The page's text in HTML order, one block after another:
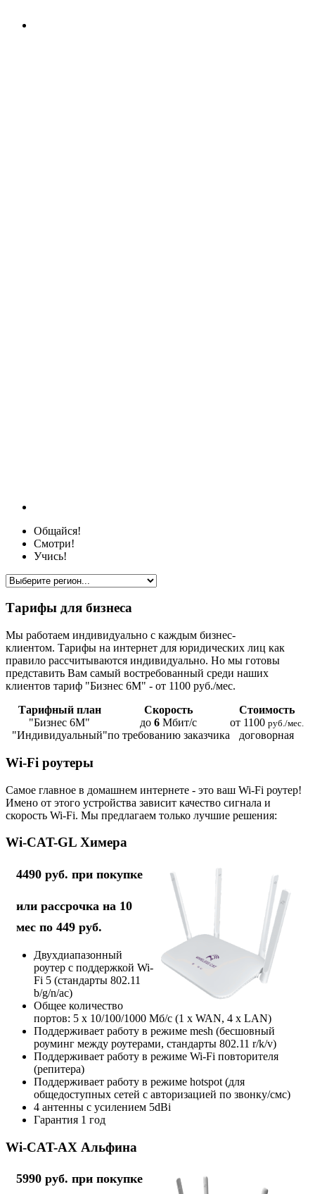
Общайся!
Смотри!
Учись!
Тарифы для бизнеса
Мы работаем индивидуально с каждым бизнес-
клиентом. Тарифы на интернет для юридических лиц как
правило рассчитываются индивидуально. Но мы готовы
представить Вам самый востребованный среди наших
клиентов тариф "Бизнес 6М" - от 1100 руб./мес.
Тарифный план
Скорость
Стоимость
"Бизнес 6М"
до 6 Мбит/с от 1100 руб./мес.
"Индивидуальный"по требованию заказчика договорная
Wi-Fi роутеры
Самое главное в домашнем интернете - это ваш Wi-Fi роутер!
Имено от этого устройства зависит качество сигнала и
скорость Wi-Fi. Мы предлагаем только лучшие решения:
Wi-CAT-GL Химера
4490 руб. при покупке
или рассрочка на 10
мес по 449 руб.
Двухдиапазонный
роутер с поддержкой Wi-
Fi 5 (стандарты 802.11
b/g/n/ac)
Общее количество
портов: 5 х 10/100/1000 Мб/с (1 x WAN, 4 x LAN)
Поддерживает работу в режиме mesh (бесшовный
роуминг между роутерами, стандарты 802.11 r/k/v)
Поддерживает работу в режиме Wi-Fi повторителя
(репитера)
Поддерживает работу в режиме hotspot (для
общедоступных сетей с авторизацией по звонку/смс)
4 антенны с усилением 5dBi
Гарантия 1 год
Wi-CAT-AX Альфина
5990 руб. при покупке